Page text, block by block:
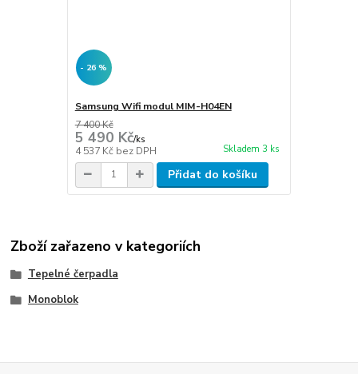
- 26 %
Samsung Wifi modul MIM-H04EN
7 400 Kč
5 490 Kč/ks
4 537 Kč bez DPH Skladem 3 ks
Přidat do košíku
Zboží zařazeno v kategoriích
Tepelné čerpadla
Monoblok